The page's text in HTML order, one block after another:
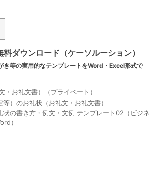
ダウンロード（ケーソルーション）
き等の実用的なテンプレートをWord・Excel形式で
・お礼文書）（プライベート）
）のお礼状（お礼文・お礼文書）
の書き方・例文・文例 テンプレート02（ビジネ
）